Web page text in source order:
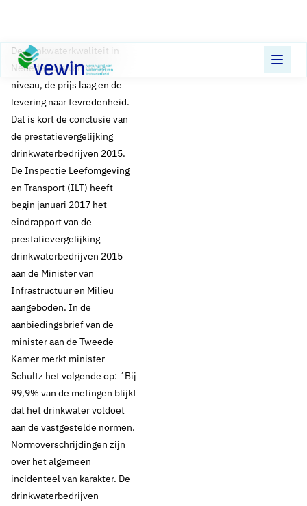
Direct naar content
Terug naar de startpagina
De drinkwaterkwaliteit in
Nederland is van hoog
niveau, de prijs laag en de
levering naar tevredenheid.
Dat is kort de conclusie van
de prestatievergelijking
drinkwaterbedrijven 2015.
De Inspectie Leefomgeving
en Transport (ILT) heeft
begin januari 2017 het
eindrapport van de
prestatievergelijking
drinkwaterbedrijven 2015
aan de Minister van
Infrastructuur en Milieu
aangeboden. In de
aanbiedingsbrief van de
minister aan de Tweede
Kamer merkt minister
Schultz het volgende op: ´Bij
99,9% van de metingen blijkt
dat het drinkwater voldoet
aan de vastgestelde normen.
Normoverschrijdingen zijn
over het algemeen
incidenteel van karakter. De
drinkwaterbedrijven